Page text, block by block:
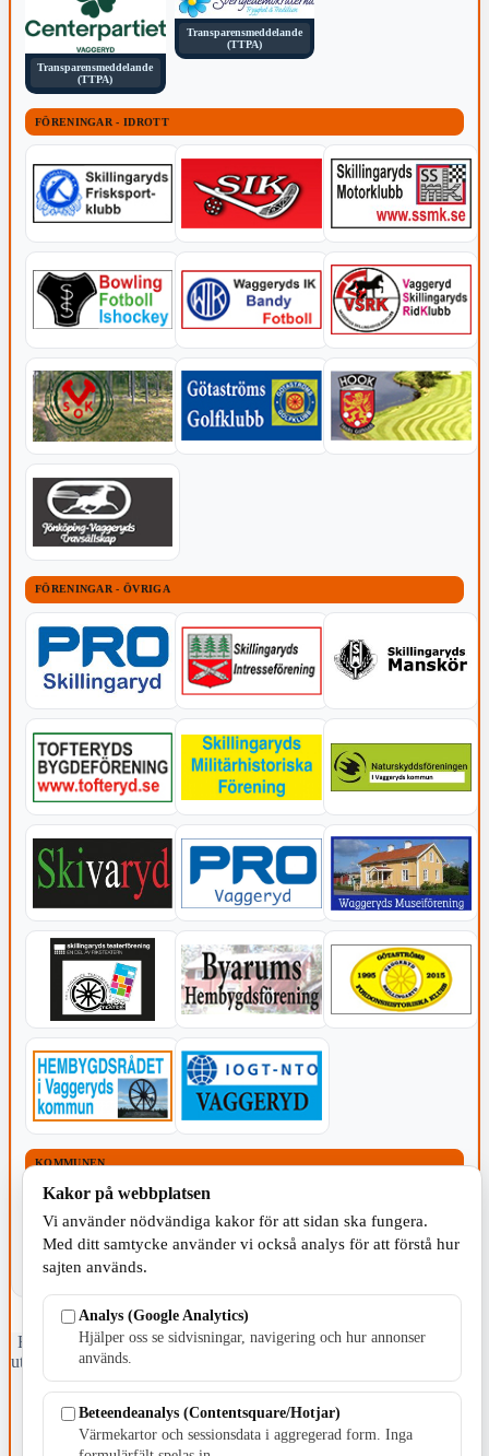
Transparensmeddelande
(TTPA)
Transparensmeddelande
(TTPA)
FÖRENINGAR - IDROTT
FÖRENINGAR - ÖVRIGA
KOMMUNEN
Fristående webbtidningsföretag grundat 1991 som sedan 2002 ger
ut tidningen Skillingaryd.nu och 2010 lanserades Värnamo.nu. Från
april 2026 omfattar Skillingaryd.nu tre kommuner: Gnosjö,
Kontakta oss
Kakor på webbplatsen
Vi använder nödvändiga kakor för att sidan ska fungera.
Med ditt samtycke använder vi också analys för att förstå hur
sajten används.
Analys (Google Analytics)
Hjälper oss se sidvisningar, navigering och hur annonser
används.
Beteendeanalys (Contentsquare/Hotjar)
Värmekartor och sessionsdata i aggregerad form. Inga